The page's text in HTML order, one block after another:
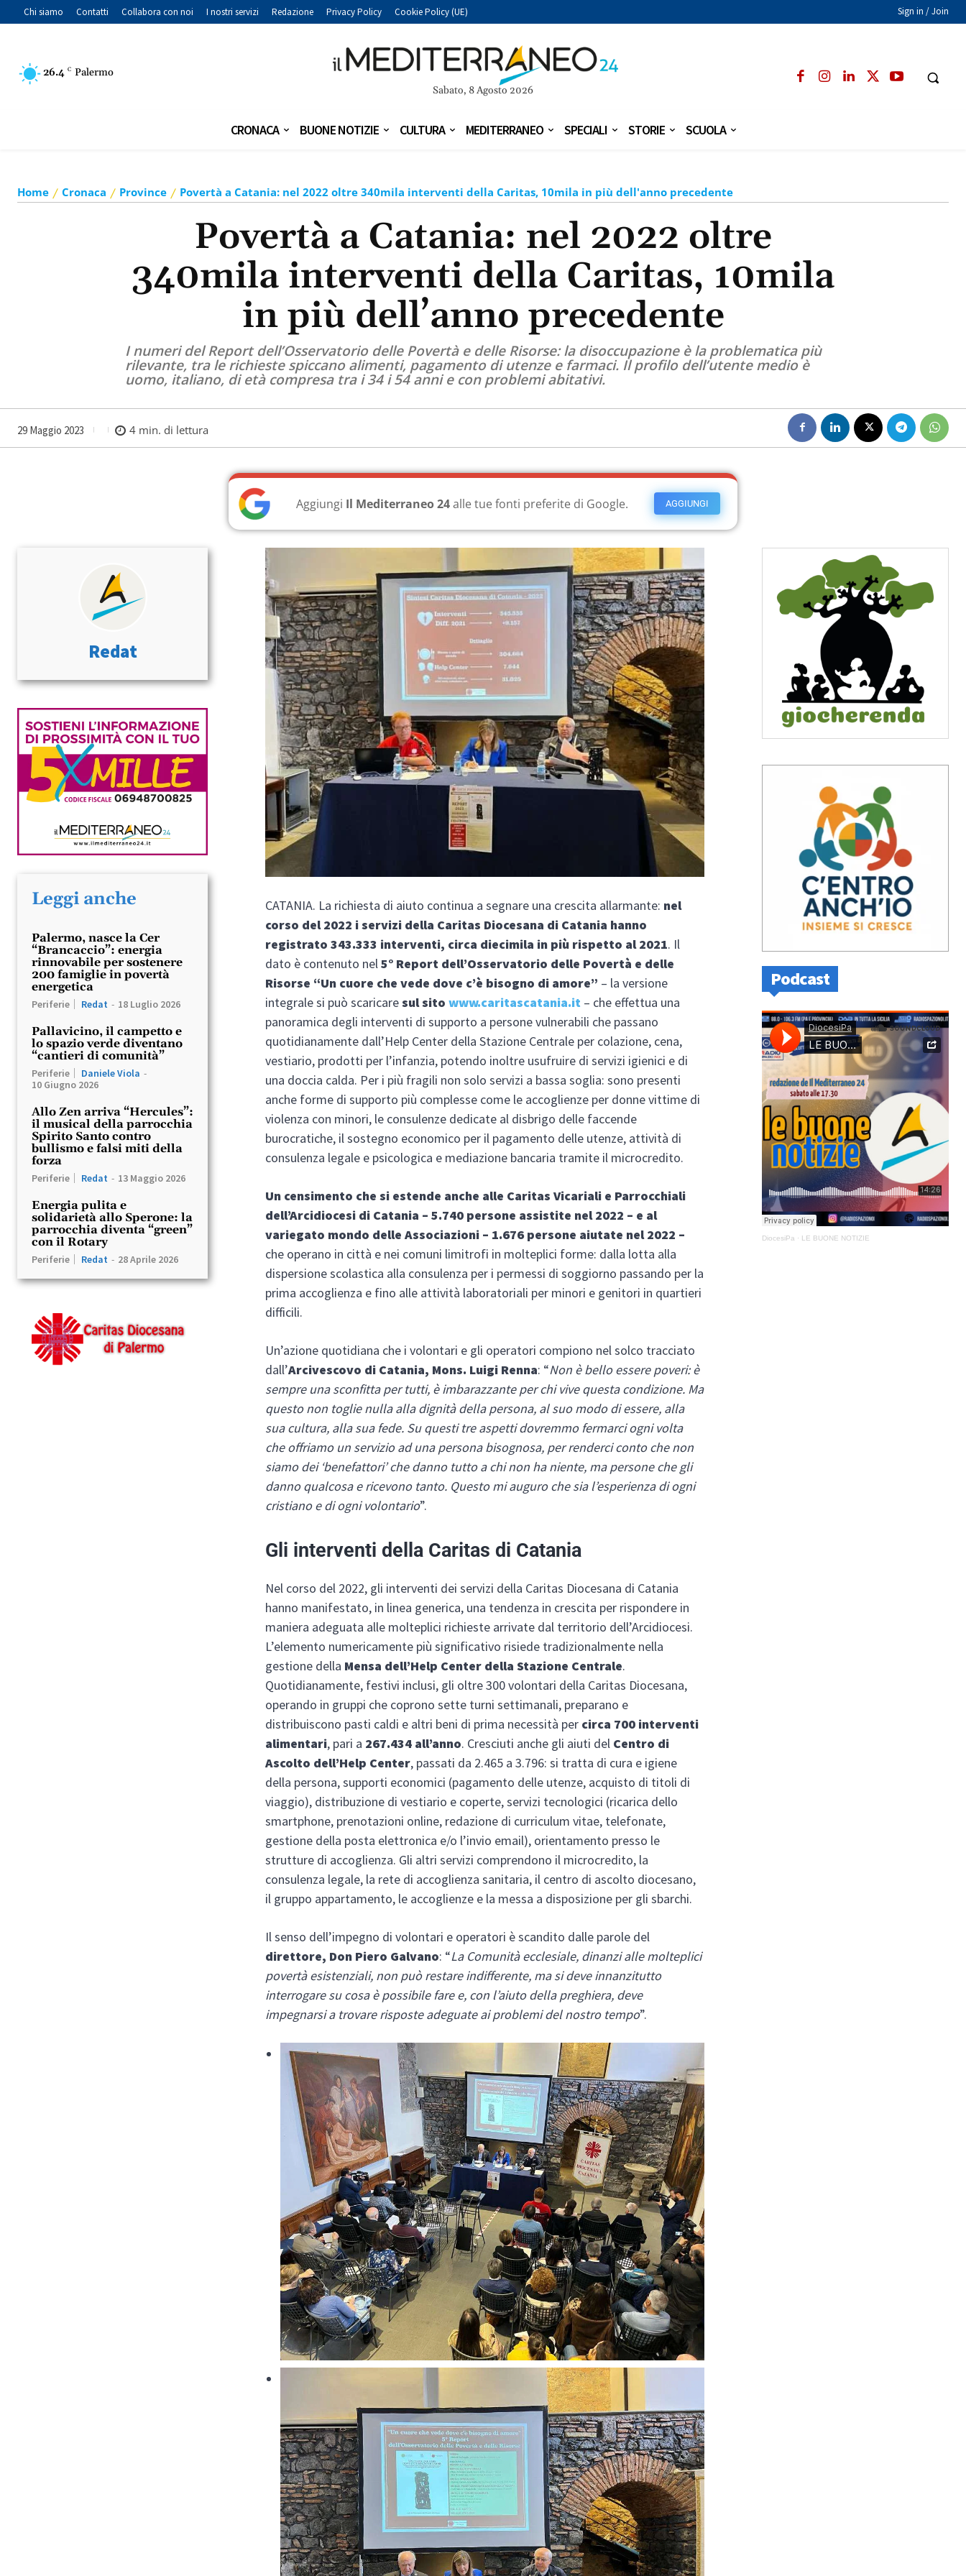
Chi siamo Contatti Collabora con noi I nostri servizi Redazione Privacy Policy Cookie Policy (UE) Sign in / Join
26.4 C Palermo
Sabato, 8 Agosto 2026
CRONACA BUONE NOTIZIE CULTURA MEDITERRANEO SPECIALI STORIE SCUOLA
Home Cronaca Province Povertà a Catania: nel 2022 oltre 340mila interventi della Caritas, 10mila in più dell'anno precedente
Povertà a Catania: nel 2022 oltre
340mila interventi della Caritas, 10mila
in più dell’anno precedente
I numeri del Report dell’Osservatorio delle Povertà e delle Risorse: la disoccupazione è la problematica più
rilevante, tra le richieste spiccano alimenti, pagamento di utenze e farmaci. Il profilo dell’utente medio è
uomo, italiano, di età compresa tra i 34 i 54 anni e con problemi abitativi.
29 Maggio 2023 4 min. di lettura
AGGIUNGI
Aggiungi Il Mediterraneo 24alle tue fonti preferite di Google.
Redat
Leggi anche
Palermo, nasce la Cer
“Brancaccio”: energia
rinnovabile per sostenere
200 famiglie in povertà
energetica
Periferie Redat - 18 Luglio 2026
Pallavicino, il campetto e
lo spazio verde diventano
“cantieri di comunità”
Periferie Daniele Viola -
10 Giugno 2026
Allo Zen arriva “Hercules”:
il musical della parrocchia
Spirito Santo contro
bullismo e falsi miti della
forza
Periferie Redat - 13 Maggio 2026
Energia pulita e
solidarietà allo Sperone: la
parrocchia diventa “green”
con il Rotary
Periferie Redat - 28 Aprile 2026
CATANIA. La richiesta di aiuto continua a segnare una crescita allarmante: nel
corso del 2022 i servizi della Caritas Diocesana di Catania hanno
registrato 343.333 interventi, circa diecimila in più rispetto al 2021. Il
dato è contenuto nel5° Report dell’Osservatorio delle Povertà e delle
Risorse “Un cuore che vede dove c’è bisogno di amore” – la versione
integrale si può scaricaresul sitowww.caritascatania.it – che effettua una
panoramica degli interventi di supporto a persone vulnerabili che passano
quotidianamente dall’Help Center della Stazione Centrale per colazione, cena,
vestiario, prodotti per l’infanzia, potendo inoltre usufruire di servizi igienici e di
una doccia calda. Per i più fragili non solo servizi a bassa soglia: sono presenti
anche forme di supporto più complesse come le accoglienze per donne vittime di
violenza con minori, le consulenze dedicate al disbrigo delle faccende
burocratiche, il sostegno economico per il pagamento delle utenze, attività di
consulenza legale e psicologica e mediazione bancaria tramite il microcredito.
Un censimento che si estende anche alle Caritas Vicariali e Parrocchiali
dell’Arcidiocesi di Catania – 5.740 persone assistite nel 2022 – e al
variegato mondo delle Associazioni – 1.676 persone aiutate nel 2022 –
che operano in città e nei comuni limitrofi in molteplici forme: dalla lotta alla
dispersione scolastica alla consulenza per i permessi di soggiorno passando per la
prima accoglienza e fino alle attività laboratoriali per minori e genitori in quartieri
difficili.
Un’azione quotidiana che i volontari e gli operatori compiono nel solco tracciato
dall’Arcivescovo di Catania, Mons. Luigi Renna: “Non è bello essere poveri: è
sempre una sconfitta per tutti, è imbarazzante per chi vive questa condizione. Ma
questo non toglie nulla alla dignità della persona, al suo modo di essere, alla
sua cultura, alla sua fede. Su questi tre aspetti dovremmo fermarci ogni volta
che offriamo un servizio ad una persona bisognosa, per renderci conto che non
siamo dei ‘benefattori’ che danno tutto a chi non ha niente, ma persone che gli
danno qualcosa e ricevono tanto. Questo mi auguro che sia l’esperienza di ogni
cristiano e di ogni volontario”.
Gli interventi della Caritas di Catania
Nel corso del 2022, gli interventi dei servizi della Caritas Diocesana di Catania
hanno manifestato, in linea generica, una tendenza in crescita per rispondere in
maniera adeguata alle molteplici richieste arrivate dal territorio dell’Arcidiocesi.
L’elemento numericamente più significativo risiede tradizionalmente nella
gestione della Mensa dell’Help Center della Stazione Centrale.
Quotidianamente, festivi inclusi, gli oltre 300 volontari della Caritas Diocesana,
operando in gruppi che coprono sette turni settimanali, preparano e
distribuiscono pasti caldi e altri beni di prima necessità per circa 700 interventi
alimentari, pari a 267.434 all’anno. Cresciuti anche gli aiuti del Centro di
Ascolto dell’Help Center, passati da 2.465 a 3.796: si tratta di cura e igiene
della persona, supporti economici (pagamento delle utenze, acquisto di titoli di
viaggio), distribuzione di vestiario e coperte, servizi tecnologici (ricarica dello
smartphone, prenotazioni online, redazione di curriculum vitae, telefonate,
gestione della posta elettronica e/o l’invio email), orientamento presso le
strutture di accoglienza. Gli altri servizi comprendono il microcredito, la
consulenza legale, la rete di accoglienza sanitaria, il centro di ascolto diocesano,
il gruppo appartamento, le accoglienze e la messa a disposizione per gli sbarchi.
Il senso dell’impegno di volontari e operatori è scandito dalle parole del
direttore, Don Piero Galvano: “La Comunità ecclesiale, dinanzi alle molteplici
povertà esistenziali, non può restare indifferente, ma si deve innanzitutto
interrogare su cosa è possibile fare e, con l’aiuto della preghiera, deve
impegnarsi a trovare risposte adeguate ai problemi del nostro tempo”.
Podcast
DiocesiPa · LE BUONE NOTIZIE